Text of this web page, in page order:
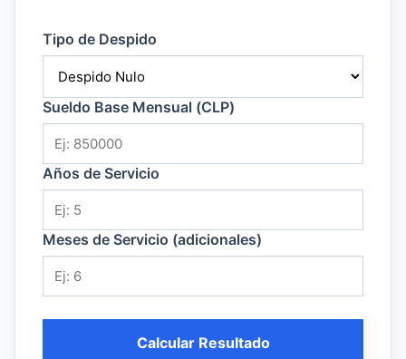
Tipo de Despido
Sueldo Base Mensual (CLP)
Años de Servicio
Meses de Servicio (adicionales)
Calcular Resultado